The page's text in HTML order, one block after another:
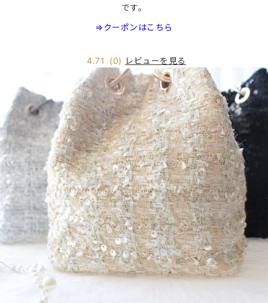
です。
⇒クーポンはこちら
4.71 (0) レビューを見る